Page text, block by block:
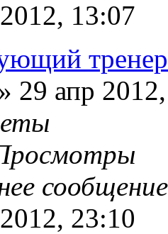
13:07
29 апр
23:10